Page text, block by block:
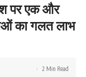
पर एक और
का गलत लाभ
2 Min Read